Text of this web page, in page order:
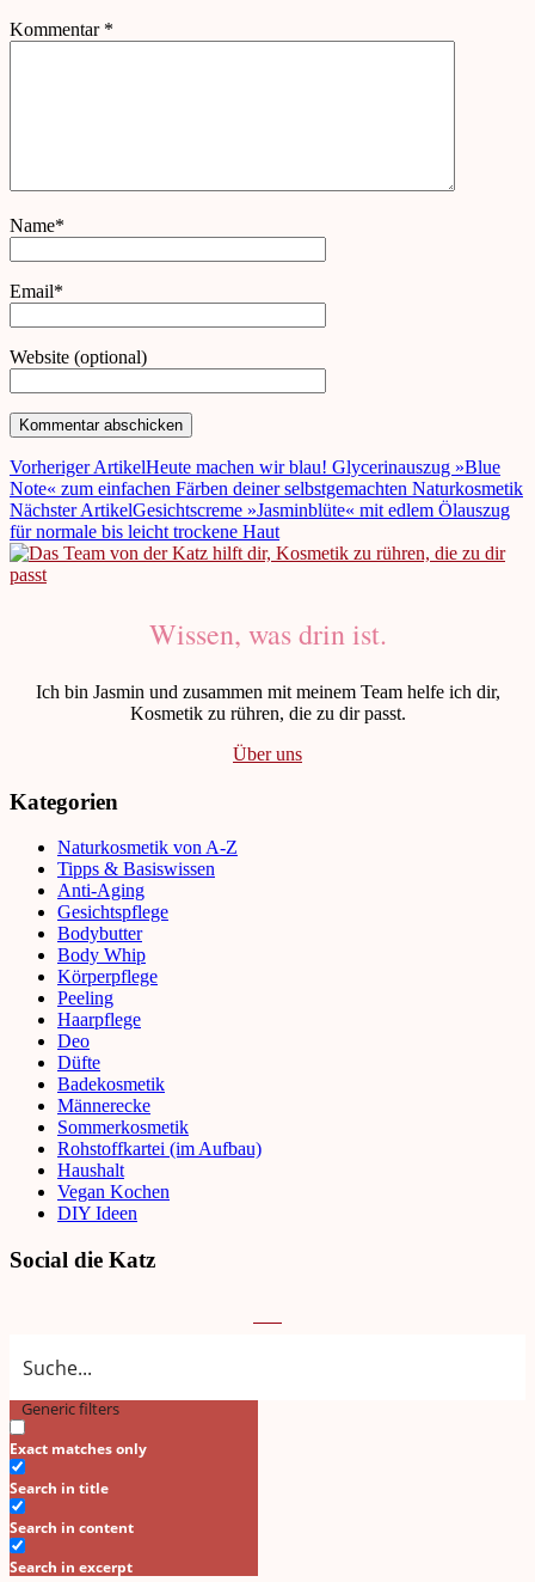
Kommentar *
Name*
Email*
Website (optional)
Vorheriger ArtikelHeute machen wir blau! Glycerinauszug »Blue
Note« zum einfachen Färben deiner selbstgemachten Naturkosmetik
Nächster ArtikelGesichtscreme »Jasminblüte« mit edlem Ölauszug
für normale bis leicht trockene Haut
Wissen, was drin ist.
Ich bin Jasmin und zusammen mit meinem Team helfe ich dir,
Kosmetik zu rühren, die zu dir passt.
Über uns
Kategorien
Naturkosmetik von A-Z
Tipps & Basiswissen
Anti-Aging
Gesichtspflege
Bodybutter
Body Whip
Körperpflege
Peeling
Haarpflege
Deo
Düfte
Badekosmetik
Männerecke
Sommerkosmetik
Rohstoffkartei (im Aufbau)
Haushalt
Vegan Kochen
DIY Ideen
Social die Katz
Generic filters
Exact matches only
Search in title
Search in content
Search in excerpt